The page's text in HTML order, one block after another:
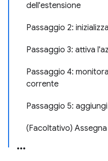
dell'estensione
Passaggio 2:
Passaggio 3: attiva
Passaggio 4:
corrente
Passaggio 5:
(Facoltativo)